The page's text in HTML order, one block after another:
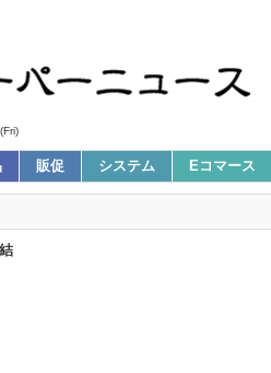
販促 システム Eコマース